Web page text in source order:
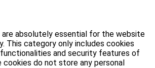
are absolutely essential for the website
This category only includes cookies
and security features of
do not store any personal